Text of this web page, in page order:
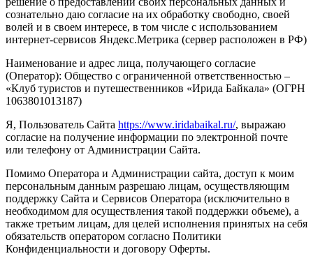
сознательно даю согласие на их обработку свободно, своей
волей и в своем интересе, в том числе с использованием
интернет-сервисов Яндекс.Метрика (сервер расположен в РФ)
Наименование и адрес лица, получающего согласие
(Оператор): Общество с ограниченной ответственностью –
«Клуб туристов и путешественников «Ирида Байкала» (ОГРН
1063801013187)
Я, Пользователь Сайта https://www.iridabaikal.ru/, выражаю
согласие на получение информации по электронной почте
или телефону от Администрации Сайта.
Помимо Оператора и Администрации сайта, доступ к моим
персональным данным разрешаю лицам, осуществляющим
поддержку Сайта и Сервисов Оператора (исключительно в
необходимом для осуществления такой поддержки объеме), а
также третьим лицам, для целей исполнения принятых на себя
обязательств оператором согласно Политики
Конфиденциальности и договору Оферты.